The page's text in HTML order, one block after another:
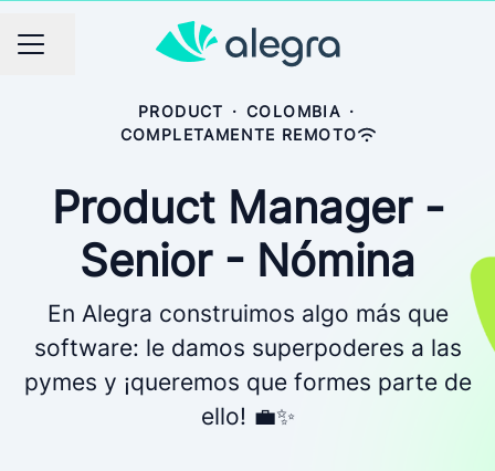
Menú de empleo
Compartir página
PRODUCT · COLOMBIA ·
COMPLETAMENTE REMOTO
Product Manager -
Senior - Nómina
En Alegra construimos algo más que
software: le damos superpoderes a las
pymes y ¡queremos que formes parte de
ello! 💼✨